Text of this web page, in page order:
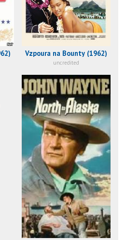
Vzpoura na Bounty (1962)
uncredited